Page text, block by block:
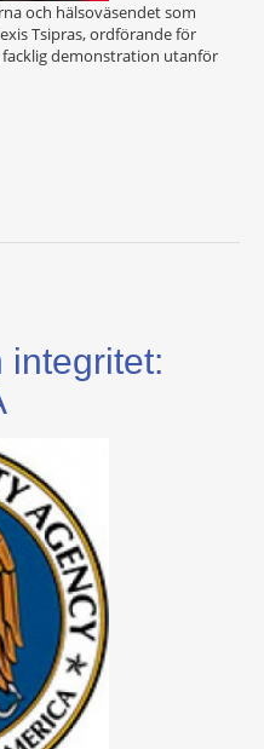
och hälsoväsendet som
Tsipras, ordförande för
demonstration utanför
integritet: